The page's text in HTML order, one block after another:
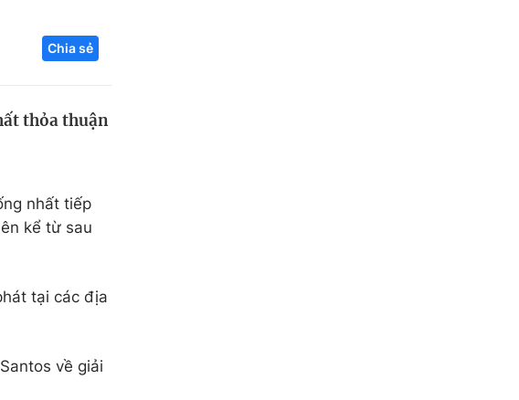
Hitech Công nghệ tương lai
trường
Chia sẻ
thỏa thuận
nhất tiếp
kể từ sau
tại các địa
về giải